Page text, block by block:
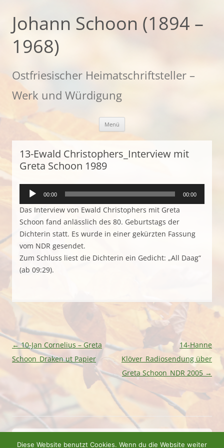
springen
Johann Schoon (1894 –
1968)
Ostfriesischer Heimatschriftsteller –
Werk und Würdigung
Menü
13-Ewald Christophers_Interview mit
Greta Schoon 1989
Audio-
00:00 00:00
Das Interview von Ewald Christophers mit Greta
Schoon fand anlässlich des 80. Geburtstags der
Dichterin statt. Es wurde in einer gekürzten Fassung
vom NDR gesendet.
Zum Schluss liest die Dichterin ein Gedicht: „All Daag“
(ab 09:29).
Beitragsnavigation
←10-Jan Cornelius – Greta
Schoon_Draken ut Papier
14-Hanne
Klöver_Radiosendung über
Greta Schoon_NDR 2005 →
IMPRESSUM DATENSCHUTZ
Diese Website benutzt Cookies. Wenn du die Website weiter